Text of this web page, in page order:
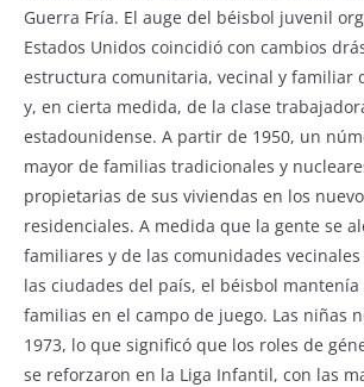
Guerra Fría. El auge del béisbol juvenil
Estados Unidos coincidió con cambios
estructura comunitaria, vecinal y familiar
y, en cierta medida, de la clase
estadounidense. A partir de 1950, un
mayor de familias tradicionales y
propietarias de sus viviendas en los
residenciales. A medida que la gente se
familiares y de las comunidades
las ciudades del país, el béisbol mantenía
familias en el campo de juego. Las niñas
1973, lo que significó que los roles de
se reforzaron en la Liga Infantil, con las